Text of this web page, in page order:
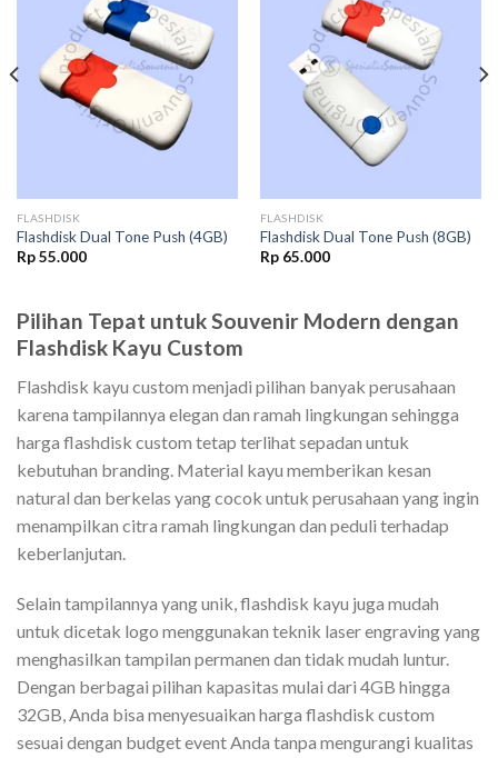
Add to
wishlist
FLASHDISK
Flashdisk Dual Tone Push (4GB)
Rp55.000
Add to
wishlist
FLASHDISK
Flashdisk Dual Tone Push (8GB)
Rp65.000
Pilihan Tepat untuk Souvenir Modern dengan
Flashdisk Kayu Custom
Flashdisk kayu custom menjadi pilihan banyak perusahaan
karena tampilannya elegan dan ramah lingkungan sehingga
harga flashdisk custom tetap terlihat sepadan untuk
kebutuhan branding. Material kayu memberikan kesan
natural dan berkelas yang cocok untuk perusahaan yang ingin
menampilkan citra ramah lingkungan dan peduli terhadap
keberlanjutan.
Selain tampilannya yang unik, flashdisk kayu juga mudah
untuk dicetak logo menggunakan teknik laser engraving yang
menghasilkan tampilan permanen dan tidak mudah luntur.
Dengan berbagai pilihan kapasitas mulai dari 4GB hingga
32GB, Anda bisa menyesuaikan harga flashdisk custom
sesuai dengan budget event Anda tanpa mengurangi kualitas